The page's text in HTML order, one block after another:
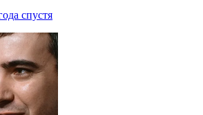
спустя